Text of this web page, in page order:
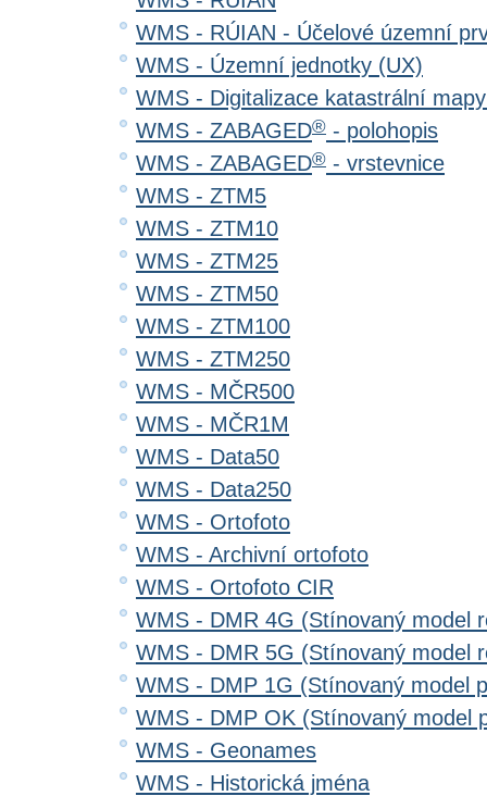
WMS - RÚIAN - Účelové územní
WMS - Územní jednotky (UX)
WMS - Digitalizace katastrální
WMS - ZABAGED® - polohopis
WMS - ZABAGED® - vrstevnice
WMS - ZTM5
WMS - ZTM10
WMS - ZTM25
WMS - ZTM50
WMS - ZTM100
WMS - ZTM250
WMS - MČR500
WMS - MČR1M
WMS - Data50
WMS - Data250
WMS - Ortofoto
WMS - Archivní ortofoto
WMS - Ortofoto CIR
WMS - DMR 4G (Stínovaný model
WMS - DMR 5G (Stínovaný model
WMS - DMP 1G (Stínovaný model
WMS - DMP OK (Stínovaný model
WMS - Geonames
WMS - Historická jména